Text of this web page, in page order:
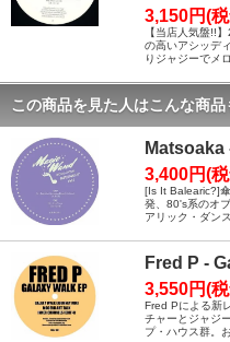
3,150円(
【当店人気盤!!
の高いアシッデ
りジャジーでメ
この商品を見た人はこんな商
3,400円(
[Is It Balearic?]
発、80's系のオ
アリック・ダン
Fred P -
3,550円(
Fred Pによる新
チャーとジャジ
プ・ハウス群。